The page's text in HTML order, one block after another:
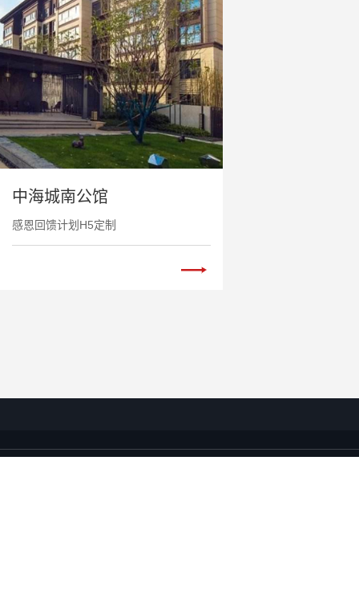
中海城南公馆
感恩回馈计划H5定制